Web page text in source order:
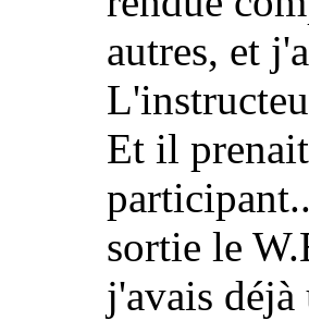
autres, et
Et il
sortie le
j'avais